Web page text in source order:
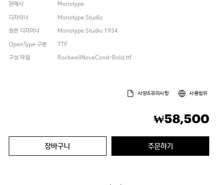
판매사
Monotype
디자이너
Monotype Studio
원본 디자이너
Monotype Studio 1934
OpenType 구분
TTF
구성 파일
RockwellNovaCond-Bold.ttf
사양&유의사항 사용범위
₩58,500
장바구니 주문하기